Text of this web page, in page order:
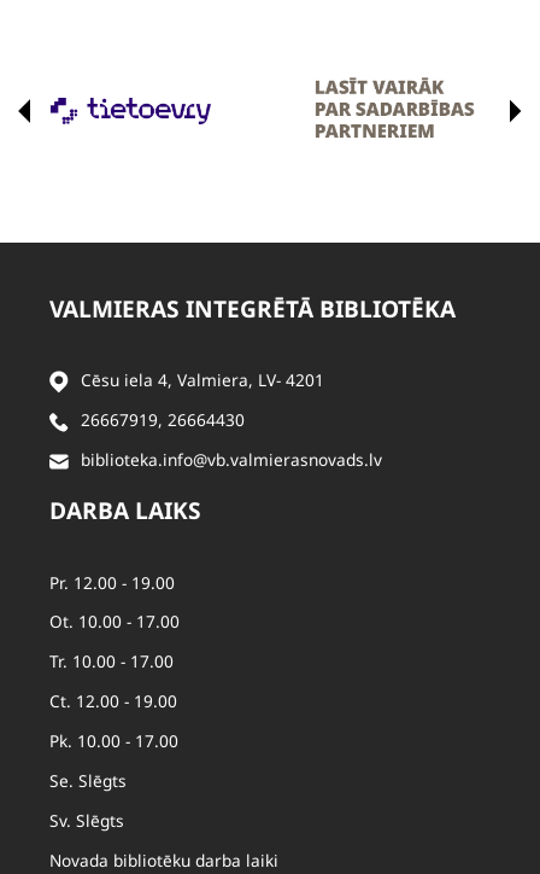
VALMIERAS INTEGRĒTĀ BIBLIOTĒKA
Cēsu iela 4, Valmiera, LV- 4201
26667919, 26664430
biblioteka.info@vb.valmierasnovads.lv
DARBA LAIKS
Pr. 12.00 - 19.00
Ot. 10.00 - 17.00
Tr. 10.00 - 17.00
Ct. 12.00 - 19.00
Pk. 10.00 - 17.00
Se. Slēgts
Sv. Slēgts
Novada bibliotēku darba laiki